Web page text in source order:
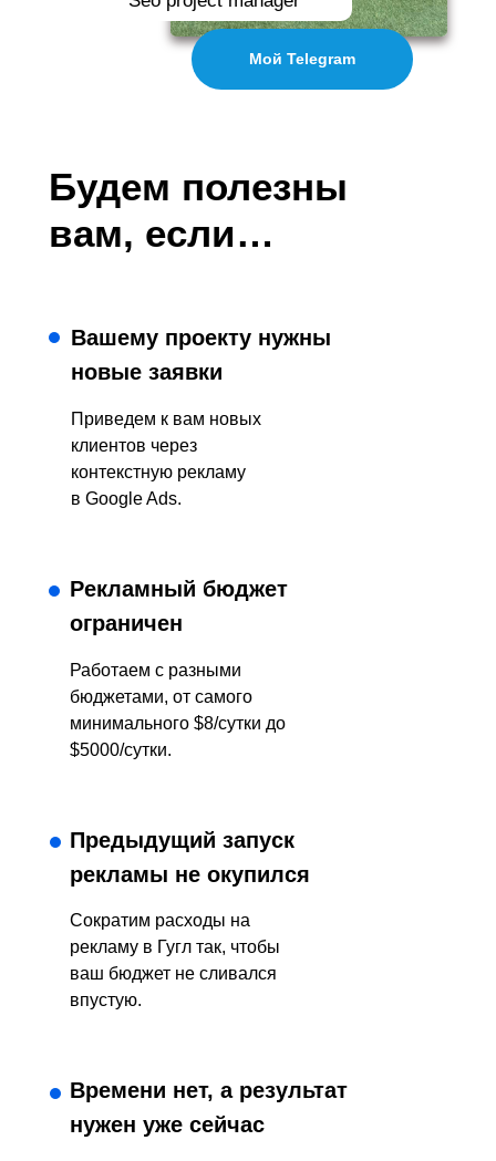
Мой Telegram
Будем полезны
вам, если…
Вашему проекту нужны
новые заявки
Предыдущий запуск
рекламы не окупился
Рекламный бюджет
ограничен
Времени нет, а результат
нужен уже сейчас
Приведем к вам новых
клиентов через
контекстную рекламу
в Google Ads.
Сократим расходы на
рекламу в Гугл так, чтобы
ваш бюджет не сливался
впустую.
Работаем с разными
бюджетами, от самого
минимального $8/сутки до
$5000/сутки.